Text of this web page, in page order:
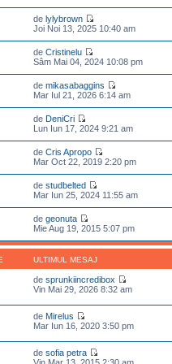
delylybrown
Joi Noi 13, 2025 10:40 am
deCristinelu
Sâm Mai 04, 2024 10:08 pm
demikasabaggins
Mar Iul 21, 2026 6:14 am
de DeniCri
Lun Iun 17, 2024 9:21 am
deCris Apropo
Mar Oct 22, 2019 2:20 pm
destudbelted
Mar Iun 25, 2024 11:55 am
degeonuta
Mie Aug 19, 2015 5:07 pm
ULTIMUL MESAJ
desprunkiincredibox
Vin Mai 29, 2026 8:32 am
de Mirelus
Mar Iun 16, 2020 3:50 pm
desofia petra
Vin Mar 13, 2015 2:30 am